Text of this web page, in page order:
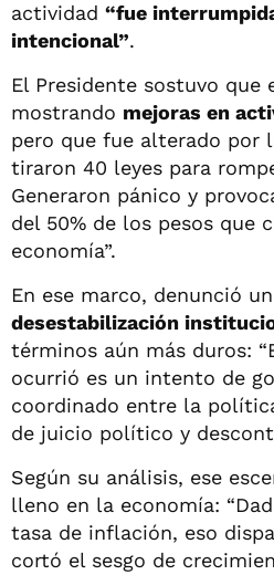
actividad “fue
intencional”.
El Presidente sostuvo que
mostrando mejoras en
pero que fue alterado por
tiraron 40 leyes para
Generaron pánico y
del 50% de los pesos que
economía”.
En ese marco, denunció un
desestabilización
términos aún más duros:
ocurrió es un intento de
coordinado entre la
de juicio político y
Según su análisis, ese
lleno en la economía:
tasa de inflación, eso
cortó el sesgo de